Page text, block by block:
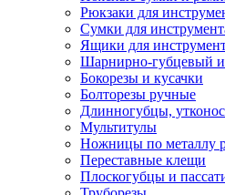
Рюкзаки для
Сумки для
Ящики для
Шарнирно-губцевый
Бокорезы и кусачки
Болторезы ручные
Длинногубцы,
Мультитулы
Ножницы по металлу
Переставные клещи
Плоскогубцы и